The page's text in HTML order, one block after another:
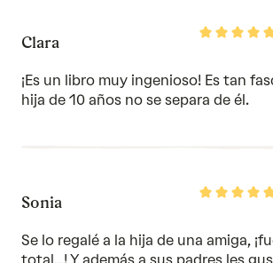
Rated
of
Clara
¡Es un libro muy ingenioso! Es tan
hija de 10 años no se separa de él.
Rated
5
Sonia
Se lo regalé a la hija de una amiga,